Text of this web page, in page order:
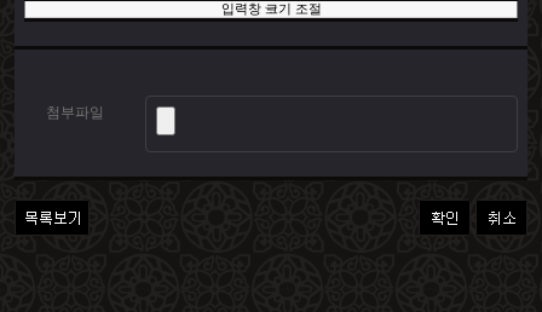
입력창 크기 조절
첨부파일